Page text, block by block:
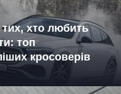
тих, хто любить
топ
кросоверів